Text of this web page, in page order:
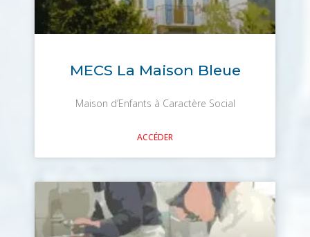
MECS La Maison Bleue
Maison d’Enfants à Caractère Social
ACCÉDER